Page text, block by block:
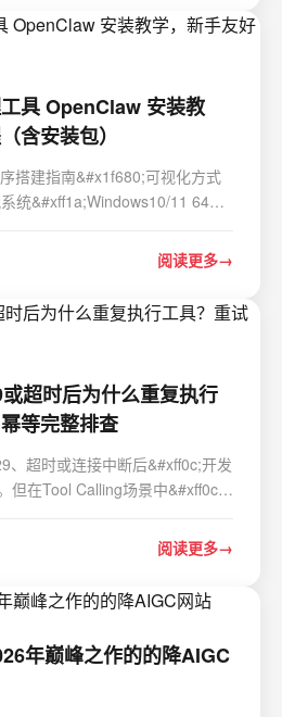
具 OpenClaw 安装教
含安装包）
搭建指南&#x1f680;可视化方式
装包大小&#xff1a;45.8MB阅读更多
超时后为什么重复执行
等完整排查
、超时或连接中断后&#xff0c;开发
但在Tool Calling场景中&#xff0c;
具可能被重复执行。更隐蔽的情
阅读更多
年巅峰之作的的降AIGC